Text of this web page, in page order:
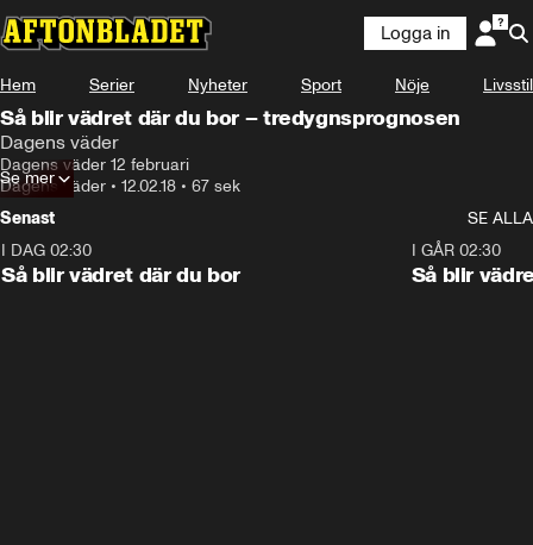
Logga in
Hem Serier Nyheter Sport Nöje Livsstil
Så blir vädret där du bor – tredygnsprognosen
Dagens väder
Dagens väder 12 februari
Dagens väder • 12.02.18 • 67 sek
Se mer
Senast
SE ALLA
I DAG 02:30
Så blir vädret där du bor
I GÅR 02:30
Så blir